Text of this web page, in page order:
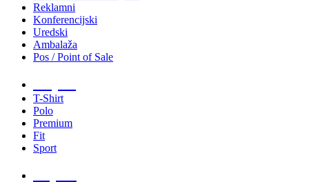
Reklamni
Konferencijski
Uredski
Ambalaža
Pos / Point of Sale
T-Shirt
Polo
Premium
Fit
Sport